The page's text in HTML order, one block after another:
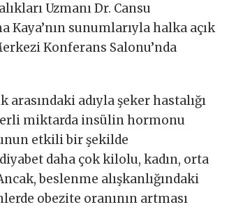
Uzmanı Dr. Cansu
Kaya’nın sunumlarıyla halka açık
Konferans Salonu’nda
adıyla şeker hastalığı
miktarda insülin hormonu
etkili bir şekilde
daha çok kilolu, kadın, orta
beslenme alışkanlığındaki
obezite oranının artması